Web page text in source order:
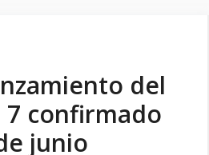
del
7 confirmado
junio